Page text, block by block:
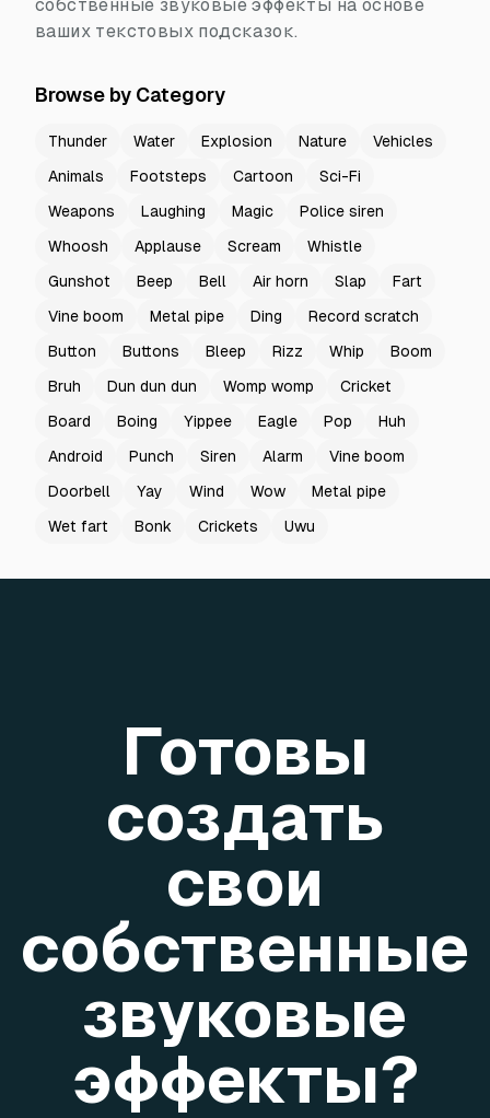
собственные звуковые эффекты на основе
ваших текстовых подсказок.
Browse by Category
Thunder Water Explosion Nature
Vehicles
Animals
Footsteps Cartoon
Sci-Fi
Weapons
Laughing Magic
Police siren
Whoosh
Applause Scream
Whistle
Gunshot
Beep Bell Air horn Slap
Fart
Vine boom
Metal pipe Ding
Record scratch
Button
Buttons Bleep Rizz Whip
Boom
Bruh
Dun dun dun Womp womp
Cricket
Board
Boing Yippee Eagle Pop
Huh
Android
Punch Siren Alarm
Vine boom
Doorbell
Yay Wind Wow
Metal pipe
Wet fart
Bonk Crickets Uwu
Готовы
создать
свои
собственные
звуковые
эффекты?